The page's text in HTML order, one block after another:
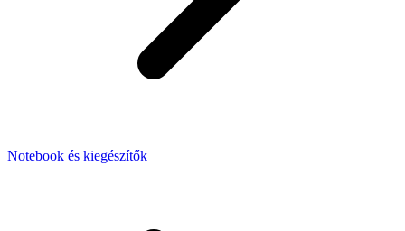
Notebook és kiegészítők